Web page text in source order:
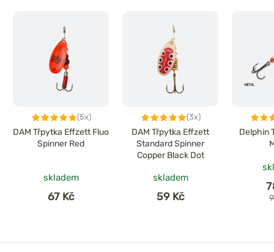
(5x)
DAM Třpytka Effzett Fluo
Spinner Red
skladem
67 Kč
(3x)
DAM Třpytka Effzett
Standard Spinner
Copper Black Dot
skladem
59 Kč
Delphin